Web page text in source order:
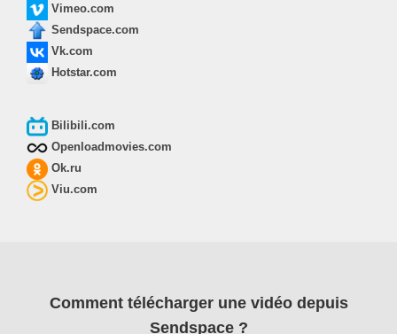
Vimeo.com
Sendspace.com
Vk.com
Hotstar.com
Bilibili.com
Openloadmovies.com
Ok.ru
Viu.com
Comment télécharger une vidéo depuis
Sendspace ?